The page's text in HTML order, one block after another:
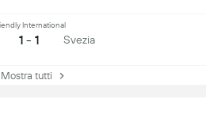
International
1 - 1 Svezia
tutti